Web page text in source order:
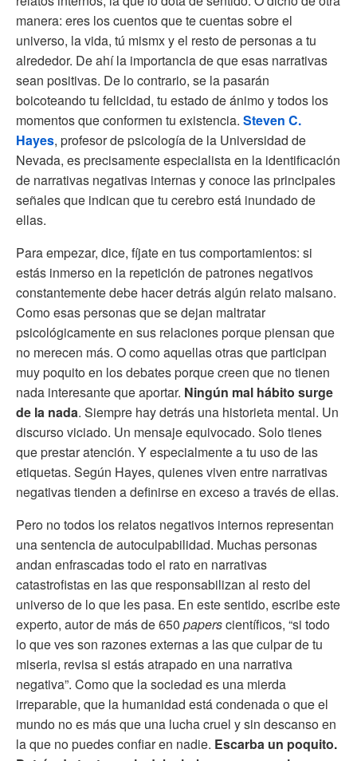
manera: eres los cuentos que te cuentas sobre el
universo, la vida, tú mismx y el resto de personas a tu
alrededor. De ahí la importancia de que esas narrativas
sean positivas. De lo contrario, se la pasarán
boicoteando tu felicidad, tu estado de ánimo y todos los
momentos que conformen tu existencia. Steven C.
Hayes, profesor de psicología de la Universidad de
Nevada, es precisamente especialista en la identificación
de narrativas negativas internas y conoce las principales
señales que indican que tu cerebro está inundado de
ellas.
Para empezar, dice, fíjate en tus comportamientos: si
estás inmerso en la repetición de patrones negativos
constantemente debe hacer detrás algún relato malsano.
Como esas personas que se dejan maltratar
psicológicamente en sus relaciones porque piensan que
no merecen más. O como aquellas otras que participan
muy poquito en los debates porque creen que no tienen
nada interesante que aportar. Ningún mal hábito surge
de la nada. Siempre hay detrás una historieta mental. Un
discurso viciado. Un mensaje equivocado. Solo tienes
que prestar atención. Y especialmente a tu uso de las
etiquetas. Según Hayes, quienes viven entre narrativas
negativas tienden a definirse en exceso a través de ellas.
Pero no todos los relatos negativos internos representan
una sentencia de autoculpabilidad. Muchas personas
andan enfrascadas todo el rato en narrativas
catastrofistas en las que responsabilizan al resto del
universo de lo que les pasa. En este sentido, escribe este
experto, autor de más de 650 paperscientíficos, “si todo
lo que ves son razones externas a las que culpar de tu
miseria, revisa si estás atrapado en una narrativa
negativa”. Como que la sociedad es una mierda
irreparable, que la humanidad está condenada o que el
mundo no es más que una lucha cruel y sin descanso en
la que no puedes confiar en nadie. Escarba un poquito.